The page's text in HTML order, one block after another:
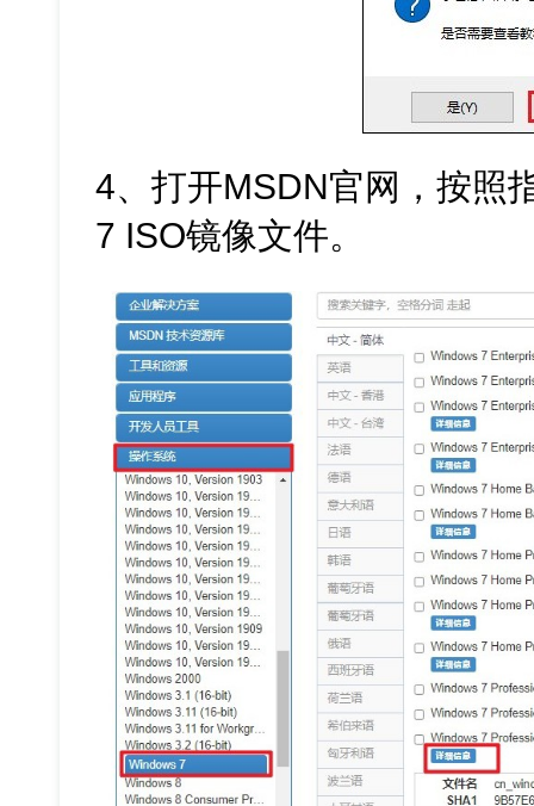
4、打开MSDN官网，按照
7 ISO镜像文件。